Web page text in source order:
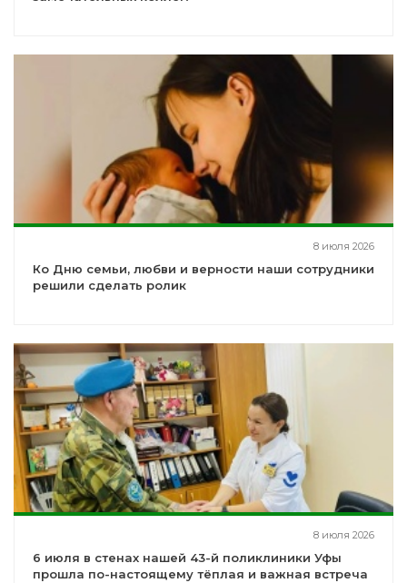
8 июля 2026
Ко Дню семьи, любви и верности наши сотрудники
решили сделать ролик
8 июля 2026
6 июля в стенах нашей 43-й поликлиники Уфы
прошла по-настоящему тёплая и важная встреча